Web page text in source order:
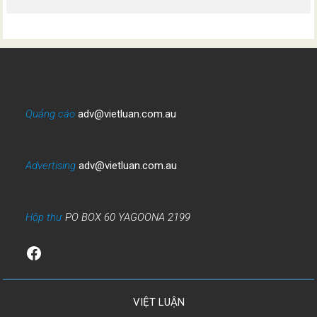
Quảng cáo adv@vietluan.com.au
Advertising adv@vietluan.com.au
Hộp thưPO BOX 60 YAGOONA 2199
Facebook
VIỆT LUẬN